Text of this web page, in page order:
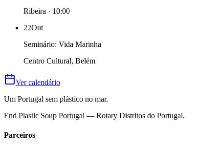
Ribeira · 10:00
22Out
Seminário: Vida Marinha
Centro Cultural, Belém
Ver calendário
Um Portugal sem plástico no mar.
End Plastic Soup Portugal — Rotary Distritos do Portugal.
Parceiros